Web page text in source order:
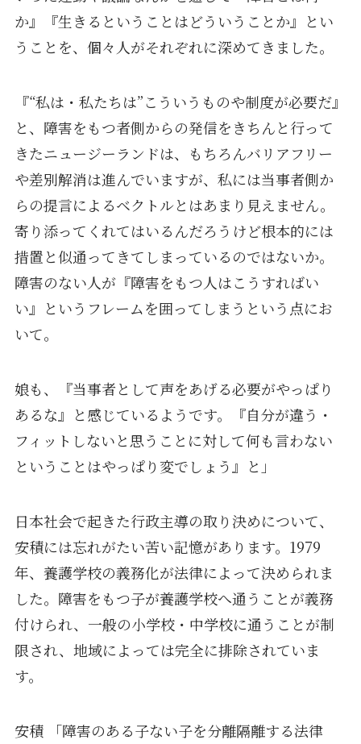
か』『生きるということはどういうことか』とい
うことを、個々人がそれぞれに深めてきました。
『“私は・私たちは”こういうものや制度が必要だ』
と、障害をもつ者側からの発信をきちんと行って
きたニュージーランドは、もちろんバリアフリー
や差別解消は進んでいますが、私には当事者側か
らの提言によるベクトルとはあまり見えません。
寄り添ってくれてはいるんだろうけど根本的には
措置と似通ってきてしまっているのではないか。
障害のない人が『障害をもつ人はこうすればい
い』というフレームを囲ってしまうという点にお
いて。
娘も、『当事者として声をあげる必要がやっぱり
あるな』と感じているようです。『自分が違う・
フィットしないと思うことに対して何も言わない
ということはやっぱり変でしょう』と」
日本社会で起きた行政主導の取り決めについて、
安積には忘れがたい苦い記憶があります。1979
年、養護学校の義務化が法律によって決められま
した。障害をもつ子が養護学校へ通うことが義務
付けられ、一般の小学校・中学校に通うことが制
限され、地域によっては完全に排除されていま
す。
安積 「障害のある子ない子を分離隔離する法律